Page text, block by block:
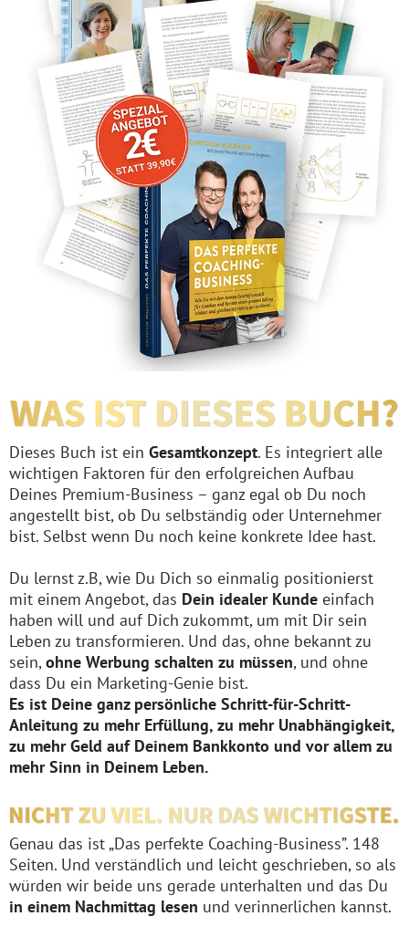
Dieses Buch ist ein Gesamtkonzept. Es integriert alle
wichtigen Faktoren für den erfolgreichen Aufbau
Deines Premium-Business – ganz egal ob Du noch
angestellt bist, ob Du selbständig oder Unternehmer
bist. Selbst wenn Du noch keine konkrete Idee hast.
Du lernst z.B, wie Du Dich so einmalig positionierst
mit einem Angebot, das Dein idealer Kunde einfach
haben will und auf Dich zukommt, um mit Dir sein
Leben zu transformieren. Und das, ohne bekannt zu
sein,ohne Werbung schalten zu müssen, und ohne
dass Du ein Marketing-Genie bist.
Es ist Deine ganz persönliche Schritt-für-Schritt-
Anleitung zu mehr Erfüllung, zu mehr Unabhängigkeit,
zu mehr Geld auf Deinem Bankkonto und vor allem zu
mehr Sinn in Deinem Leben.
Genau das ist „Das perfekte Coaching-Business”. 148
Seiten. Und verständlich und leicht geschrieben, so als
würden wir beide uns gerade unterhalten und das Du
in einem Nachmittag lesen und verinnerlichen kannst.